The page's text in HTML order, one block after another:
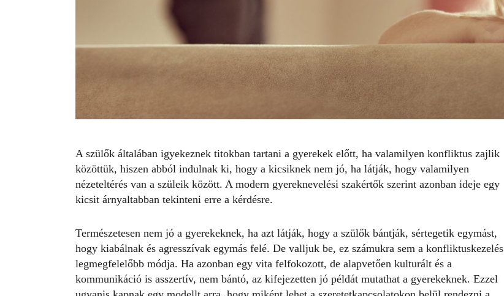
A szülők általában igyekeznek titokban tartani a gyerekek előtt, ha valamilyen konfliktus zajlik
közöttük, hiszen abból indulnak ki, hogy a kicsiknek nem jó, ha látják, hogy valamilyen
nézeteltérés van a szüleik között. A modern gyereknevelési szakértők szerint azonban ideje egy
kicsit árnyaltabban tekinteni erre a kérdésre.
Természetesen nem jó a gyerekeknek, ha azt látják, hogy a szülők bántják, sértegetik egymást,
hogy kiabálnak és agresszívak egymás felé. De valljuk be, ez számukra sem a konfliktuskezelés
legmegfelelőbb módja. Ha azonban egy vita felfokozott, de alapvetően kulturált és a
kommunikáció is asszertív, nem bántó, az kifejezetten jó példát mutathat a gyerekeknek. Ezzel